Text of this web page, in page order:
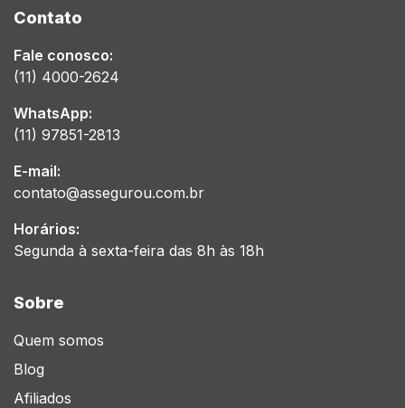
Contato
Fale conosco:
(11) 4000-2624
WhatsApp:
(11) 97851-2813
E-mail:
contato@assegurou.com.br
Horários:
Segunda à sexta-feira das 8h às 18h
Sobre
Quem somos
Blog
Afiliados